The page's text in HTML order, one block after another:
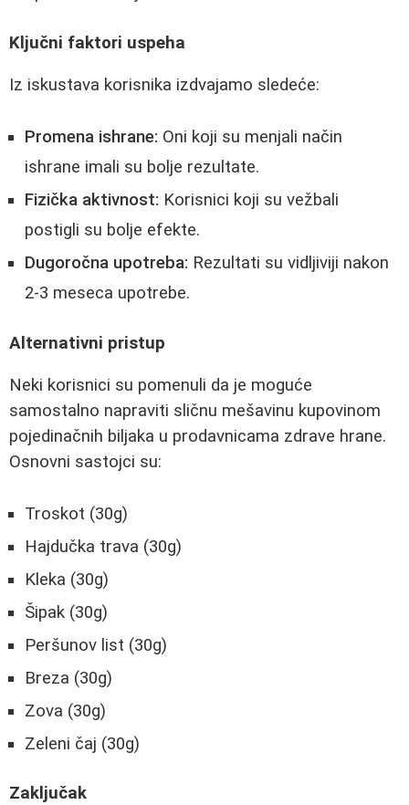
Ključni faktori uspeha
Iz iskustava korisnika izdvajamo sledeće:
Promena ishrane: Oni koji su menjali način
ishrane imali su bolje rezultate.
Fizička aktivnost: Korisnici koji su vežbali
postigli su bolje efekte.
Dugoročna upotreba: Rezultati su vidljiviji nakon
2-3 meseca upotrebe.
Alternativni pristup
Neki korisnici su pomenuli da je moguće
samostalno napraviti sličnu mešavinu kupovinom
pojedinačnih biljaka u prodavnicama zdrave hrane.
Osnovni sastojci su:
Troskot (30g)
Hajdučka trava (30g)
Kleka (30g)
Šipak (30g)
Peršunov list (30g)
Breza (30g)
Zova (30g)
Zeleni čaj (30g)
Zaključak